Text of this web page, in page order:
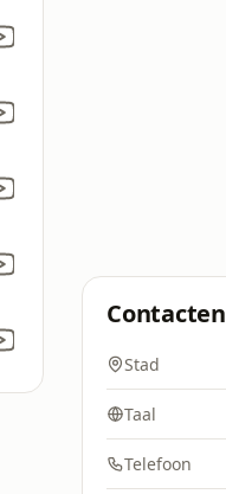
Contacten
Stad
Taal
Telefoon